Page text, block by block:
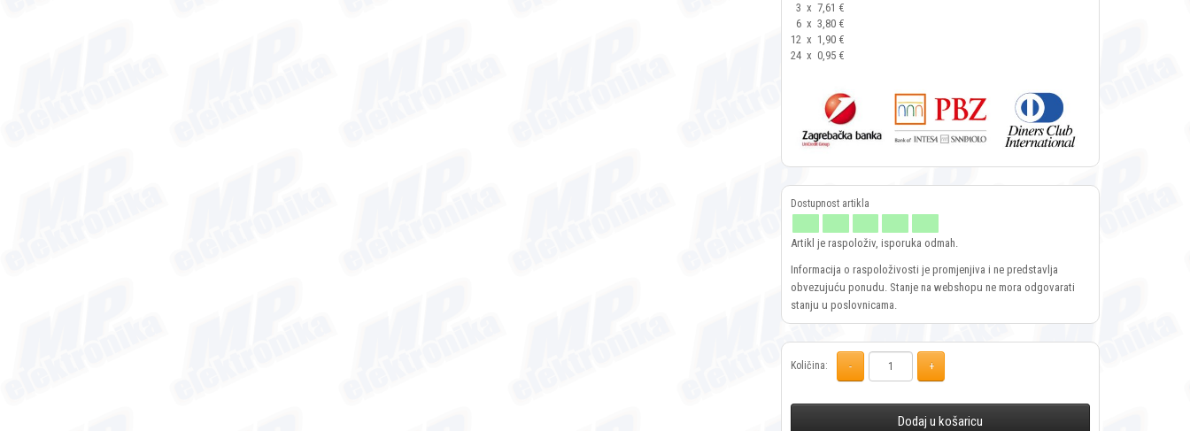
3 x 7,61 €
6 x 3,80 €
12 x 1,90 €
24 x 0,95 €
Artikl je raspoloživ, isporuka odmah.
Informacija o raspoloživosti je promjenjiva i ne predstavlja
obvezujuću ponudu. Stanje na webshopu ne mora odgovarati
stanju u poslovnicama.
Količina:
Dodaj u košaricu